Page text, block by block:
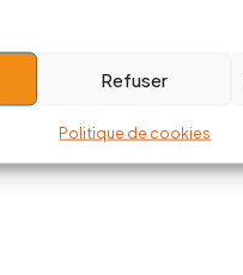
Refuser
Politique de cookies